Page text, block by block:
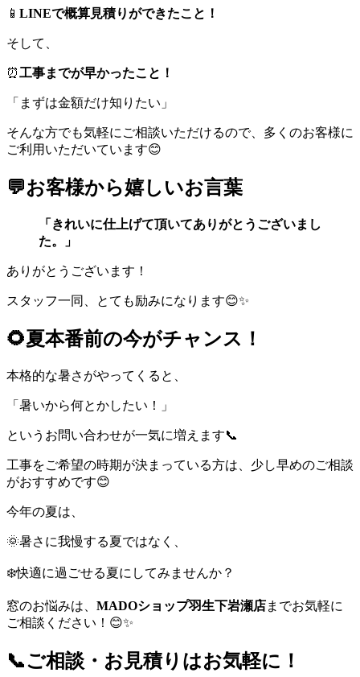
📱 LINEで概算見積りができたこと！
そして、
⏰工事までが早かったこと！
「まずは金額だけ知りたい」
そんな方でも気軽にご相談いただけるので、多くのお客様に
ご利用いただいています😊
💬お客様から嬉しいお言葉
「きれいに仕上げて頂いてありがとうございまし
た。」
ありがとうございます！
スタッフ一同、とても励みになります😊✨
🌻夏本番前の今がチャンス！
本格的な暑さがやってくると、
「暑いから何とかしたい！」
というお問い合わせが一気に増えます📞
工事をご希望の時期が決まっている方は、少し早めのご相談
がおすすめです😊
今年の夏は、
🌞暑さに我慢する夏ではなく、
❄️快適に過ごせる夏にしてみませんか？
窓のお悩みは、 MADOショップ羽生下岩瀬店までお気軽に
ご相談ください！😊✨
📞ご相談・お見積りはお気軽に！